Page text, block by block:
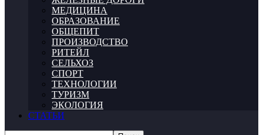
МЕДИЦИНА
ОБРАЗОВАНИЕ
ОБЩЕПИТ
ПРОИЗВОДСТВО
РИТЕЙЛ
СЕЛЬХОЗ
СПОРТ
ТЕХНОЛОГИИ
ТУРИЗМ
ЭКОЛОГИЯ
СТАТЬИ